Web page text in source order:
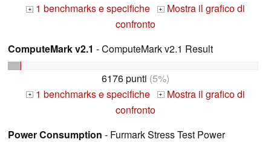
+ 1 benchmarks e specifiche + Mostra il grafico di
confronto
ComputeMark v2.1 - ComputeMark v2.1 Result
6176 punti (5%)
+ 1 benchmarks e specifiche + Mostra il grafico di
confronto
Power Consumption - Furmark Stress Test Power